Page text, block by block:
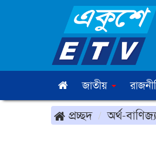
জাতীয়
প্রচ্ছদ অর্থ-বাণিজ্য